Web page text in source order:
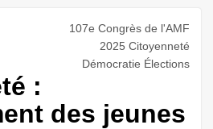
107e Congrès de l'AMF
2025 Citoyenneté
Démocratie Élections
:
des jeunes